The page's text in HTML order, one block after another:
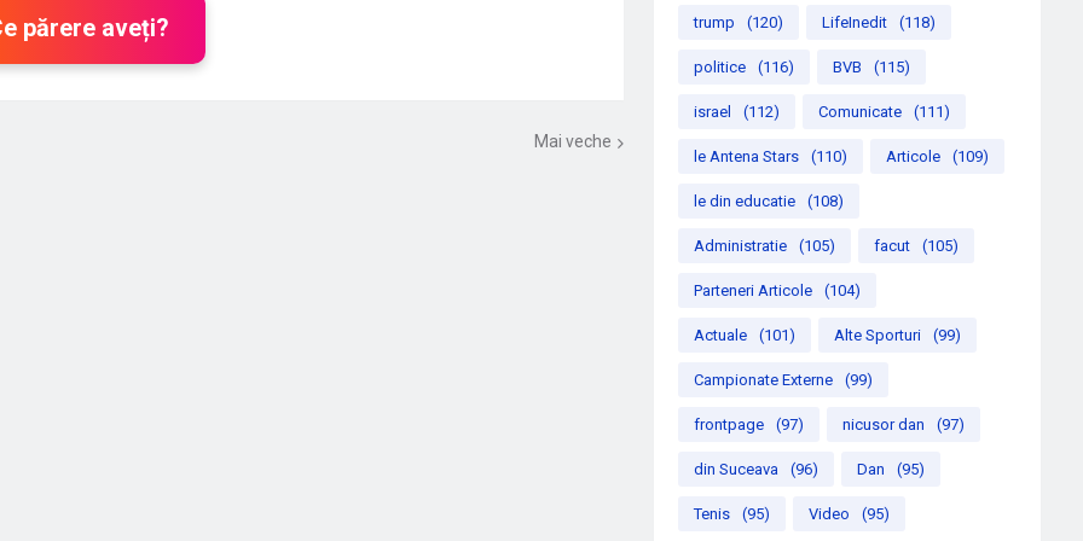
părere aveți?
Mai veche
trump (120) LifeInedit (118)
politice (116) BVB (115)
israel (112) Comunicate (111)
le Antena Stars (110) Articole (109)
le din educatie (108)
Administratie (105) facut (105)
Parteneri Articole (104)
Actuale (101) Alte Sporturi (99)
Campionate Externe (99)
frontpage (97) nicusor dan (97)
din Suceava (96) Dan (95)
Tenis (95) Video (95)